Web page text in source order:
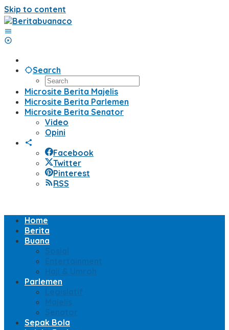
Skip to content
Search
Microsite Berita Majelis
Microsite Berita Parlemen
Microsite Berita Senator
Video
Opini
Facebook
Twitter
Pinterest
RSS
Home
Berita
Buana
Sosial
Entertainment
Haji & Umroh
Parlemen
Legislatif
Majelis
Senator
Sepak Bola